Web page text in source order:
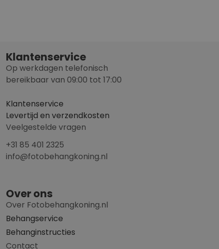
Klantenservice
Op werkdagen telefonisch
bereikbaar van 09:00 tot 17:00
Klantenservice
Levertijd en verzendkosten
Veelgestelde vragen
+31 85 401 2325
info@fotobehangkoning.nl
Over ons
Over Fotobehangkoning.nl
Behangservice
Behanginstructies
Contact